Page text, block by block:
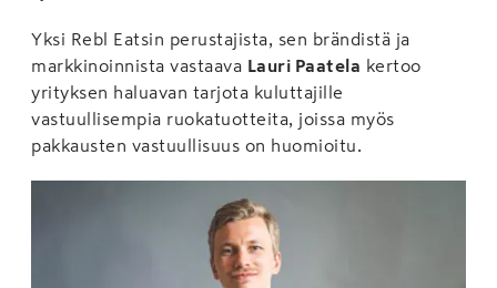
Yksi Rebl Eatsin perustajista, sen brändistä ja
markkinoinnista vastaava Lauri Paatela kertoo
yrityksen haluavan tarjota kuluttajille
vastuullisempia ruokatuotteita, joissa myös
pakkausten vastuullisuus on huomioitu.